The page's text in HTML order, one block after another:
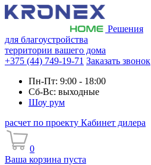
Решения
для благоустройства
территории вашего дома
+375 (44) 749-19-71 Заказать звонок
Пн-Пт: 9:00 - 18:00
Сб-Вс: выходные
Шоу рум
расчет по проекту Кабинет дилера
0
Ваша корзина пуста